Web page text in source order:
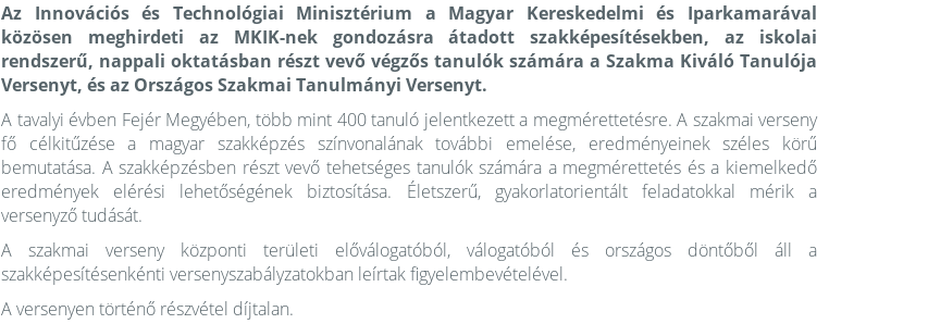
Az Innovációs és Technológiai Minisztérium a Magyar Kereskedelmi és Iparkamarával
közösen meghirdeti az MKIK-nek gondozásra átadott szakképesítésekben, az iskolai
rendszerű, nappali oktatásban részt vevő végzős tanulók számára a Szakma Kiváló Tanulója
Versenyt, és az Országos Szakmai Tanulmányi Versenyt.
A tavalyi évben Fejér Megyében, több mint 400 tanuló jelentkezett a megmérettetésre. A szakmai verseny
fő célkitűzése a magyar szakképzés színvonalának további emelése, eredményeinek széles körű
bemutatása. A szakképzésben részt vevő tehetséges tanulók számára a megmérettetés és a kiemelkedő
eredmények elérési lehetőségének biztosítása. Életszerű, gyakorlatorientált feladatokkal mérik a
versenyző tudását.
A szakmai verseny központi területi előválogatóból, válogatóból és országos döntőből áll a
szakképesítésenkénti versenyszabályzatokban leírtak figyelembevételével.
A versenyen történő részvétel díjtalan.